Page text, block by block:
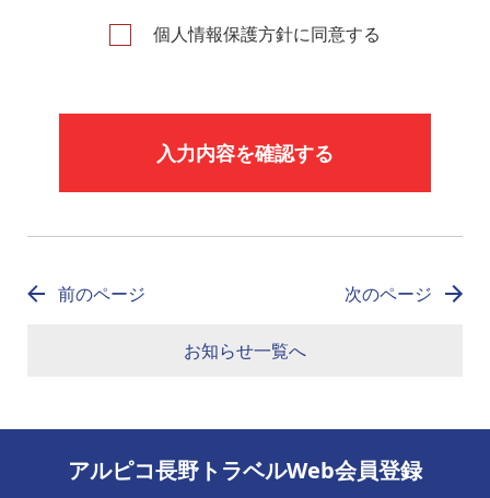
個人情報保護方針に同意する
前のページ
お知らせ一覧へ
次のページ
アルピコ長野トラベルWeb会員登録